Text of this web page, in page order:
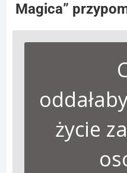
Magica”
życie